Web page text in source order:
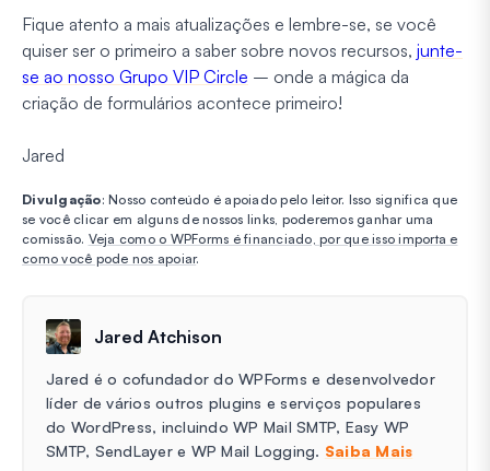
Fique atento a mais atualizações e lembre-se, se você
quiser ser o primeiro a saber sobre novos recursos, junte-
se ao nosso Grupo VIP Circle – onde a mágica da
criação de formulários acontece primeiro!
Jared
Divulgação: Nosso conteúdo é apoiado pelo leitor. Isso significa que
se você clicar em alguns de nossos links, poderemos ganhar uma
comissão. Veja como o WPForms é financiado, por que isso importa e
como você pode nos apoiar.
Jared Atchison
Jared é o cofundador do WPForms e desenvolvedor
líder de vários outros plugins e serviços populares
do WordPress, incluindo WP Mail SMTP, Easy WP
SMTP, SendLayer e WP Mail Logging. Saiba Mais